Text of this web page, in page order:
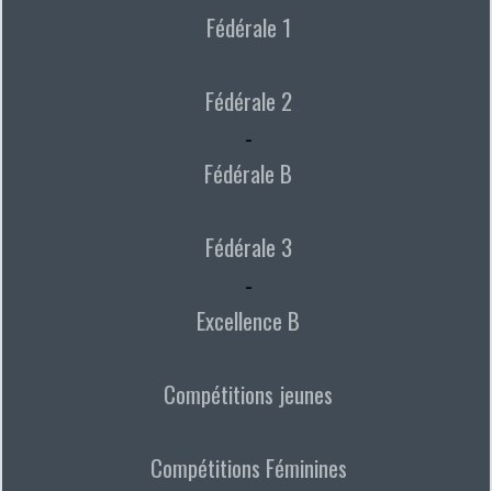
Fédérale 1
Fédérale 2
-
Fédérale B
Fédérale 3
-
Excellence B
Compétitions jeunes
Compétitions Féminines